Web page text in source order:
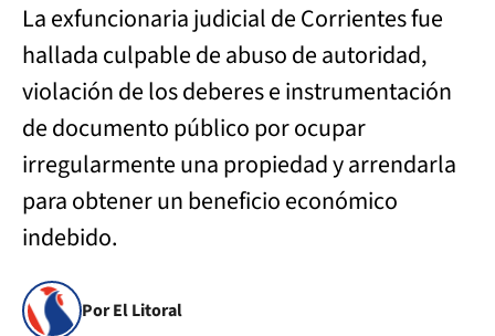
La exfuncionaria judicial de Corrientes fue
hallada culpable de abuso de autoridad,
violación de los deberes e instrumentación
de documento público por ocupar
irregularmente una propiedad y arrendarla
para obtener un beneficio económico
indebido.
Por El Litoral